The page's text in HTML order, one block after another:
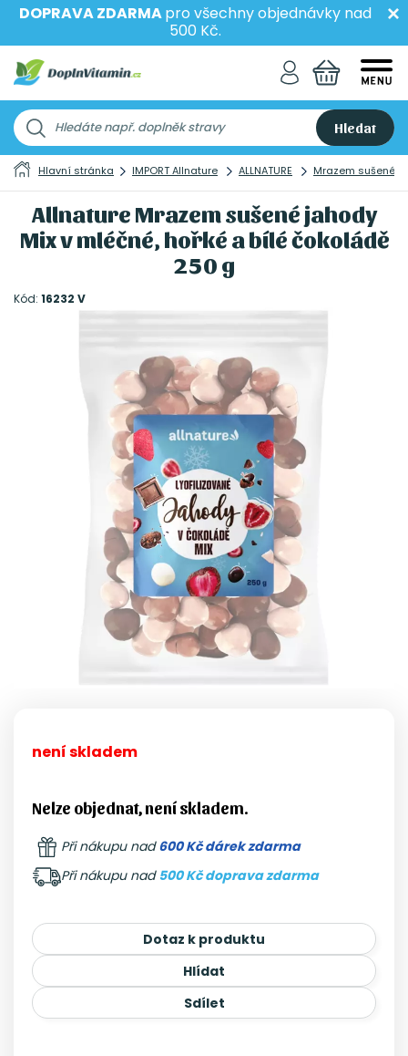
DOPRAVA ZDARMApro všechny objednávky nad
500 Kč.
Hledat
Hlavní stránka IMPORT Allnature ALLNATURE Mrazem sušené
Allnature Mrazem sušené jahody
Mix v mléčné, hořké a bílé čokoládě
250 g
Kód: 16232 V
není skladem
Nelze objednat, není skladem.
Při nákupu nad600 Kč dárek zdarma
Při nákupu nad 500 Kč doprava zdarma
Dotaz k produktu
Hlídat
Sdílet